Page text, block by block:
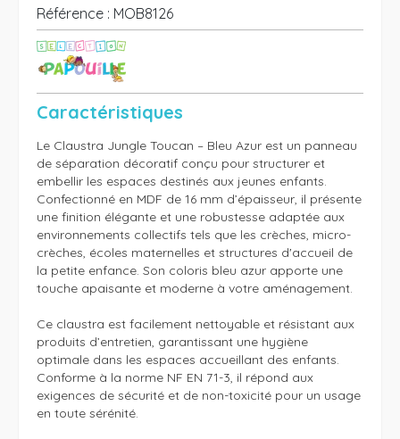
Référence : MOB8126
Caractéristiques
Le Claustra Jungle Toucan – Bleu Azur est un panneau
de séparation décoratif conçu pour structurer et
embellir les espaces destinés aux jeunes enfants.
Confectionné en MDF de 16 mm d’épaisseur, il présente
une finition élégante et une robustesse adaptée aux
environnements collectifs tels que les crèches, micro-
crèches, écoles maternelles et structures d'accueil de
la petite enfance. Son coloris bleu azur apporte une
touche apaisante et moderne à votre aménagement.
Ce claustra est facilement nettoyable et résistant aux
produits d’entretien, garantissant une hygiène
optimale dans les espaces accueillant des enfants.
Conforme à la norme NF EN 71-3, il répond aux
exigences de sécurité et de non-toxicité pour un usage
en toute sérénité.